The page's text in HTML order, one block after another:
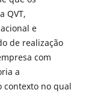
QVT,
e
de realização
com
a
contexto no qual